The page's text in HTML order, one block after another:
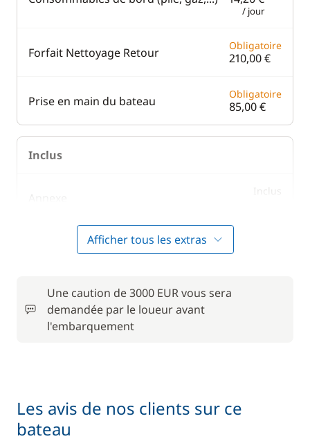
/ jour
Forfait Nettoyage Retour Obligatoire
210,00 €
Prise en main du bateau Obligatoire
85,00 €
Inclus
Annexe Inclus
En option
Kayak
Serviettes
Afficher tous les extras
Une caution de 3000 EUR vous sera
demandée par le loueur avant
l'embarquement
Les avis de nos clients sur ce
bateau